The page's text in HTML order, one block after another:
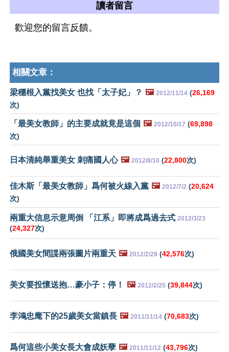
讀者留言
歡迎您的留言反饋。
相關文章：
梁穩根入黨找美女 也找「太子妃」？ 🖼️ 2012/11/14 (26,169
次)
「最美女教師」的主要成就竟是這個 🖼️ 2012/10/17 (69,898
次)
日本清純舉重美女 刺痛國人心 🖼️ 2012/8/10 (22,800次)
佳木斯「最美女教師」爲何被火線入黨 🖼️ 2012/7/2 (20,624
次)
兩重大信息示意周倒 「江系」即將成爲過去式 2012/3/23
(24,327次)
俄國美女間諜兩張圖片兩重天 🖼️ 2012/2/28 (42,576次)
美女要投懷送抱…豪小子：停！ 🖼️ 2012/2/25 (39,844次)
李鴻忠麾下的25歲美女當鎮長 🖼️ 2011/11/14 (70,683次)
爲何這些小美女長大會成妖孽 🖼️ 2011/11/12 (43,796次)